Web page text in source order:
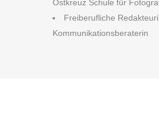
Ostkreuz Schule für
Freiberufliche
Kommunikationsberaterin